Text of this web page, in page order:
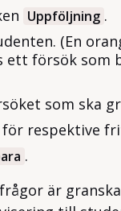
Uppföljning .
(En
ett försök som
som ska
för respektive
.
är